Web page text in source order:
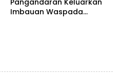
Imbauan Waspada